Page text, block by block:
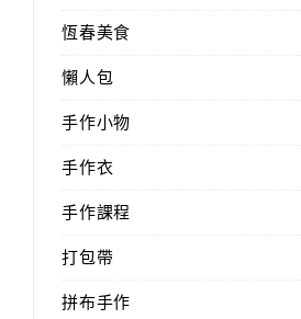
恆春美食
懶人包
手作小物
手作衣
手作課程
打包帶
拼布手作